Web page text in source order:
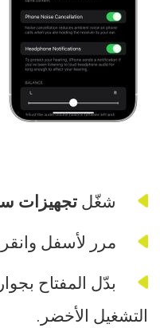
شغّلتجهيزات
مرر لأسفل
بدّل المفتاح بجوار
التشغيل الأخضر.